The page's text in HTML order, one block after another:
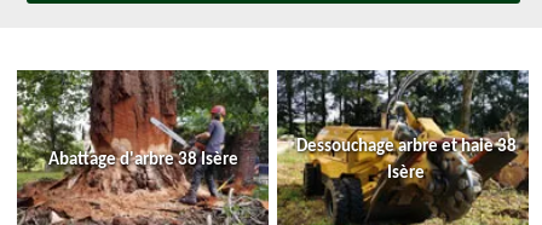
Abattage d'arbre 38 Isère
Dessouchage arbre et haie 38
Isère